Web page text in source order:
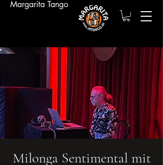
Margarita Tango
Milonga Sentimental mit